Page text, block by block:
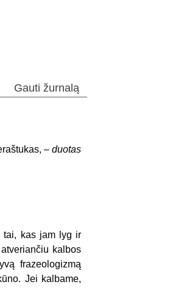
Gauti žurnalą
– duotas
tai, kas jam lyg ir
kalbos
frazeologizmą
Jei kalbame,